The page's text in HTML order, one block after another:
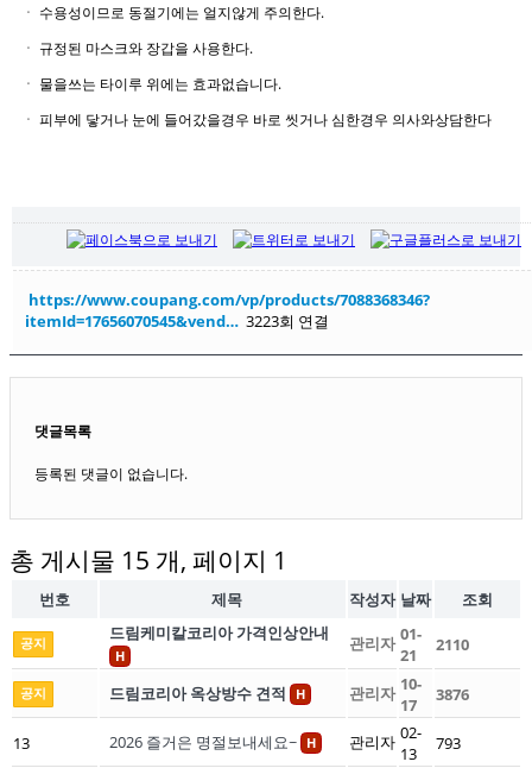
ㆍ 수용성이므로 동절기에는 얼지않게 주의한다.
ㆍ 규정된 마스크와 장갑을 사용한다.
ㆍ 물을쓰는 타이루 위에는 효과없습니다.
ㆍ 피부에 닿거나 눈에 들어갔을경우 바로 씻거나 심한경우 의사와상담한다
https://www.coupang.com/vp/products/7088368346?
itemId=17656070545&vend… 3223회 연결
댓글목록
등록된 댓글이 없습니다.
총 게시물 15 개, 페이지 1
번호 제목 작성자 날짜 조회
공지 드림케미칼코리아 가격인상안내
H
관리자 01-
21
2110
공지 드림코리아 옥상방수 견적 H 관리자 10-
17
3876
13 2026 즐거은 명절보내세요~ H 관리자 02-
13
793